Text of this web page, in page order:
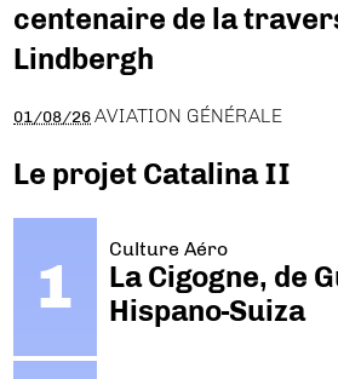
centenaire de la
Lindbergh
01/08/26 AVIATION GÉNÉRALE
Le projet Catalina II
Culture Aéro
La Cigogne, de
Hispano-Suiza